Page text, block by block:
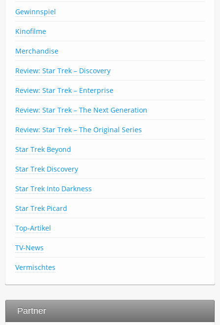
Gewinnspiel
Kinofilme
Merchandise
Review: Star Trek – Discovery
Review: Star Trek – Enterprise
Review: Star Trek – The Next Generation
Review: Star Trek – The Original Series
Star Trek Beyond
Star Trek Discovery
Star Trek Into Darkness
Star Trek Picard
Top-Artikel
TV-News
Vermischtes
Partner